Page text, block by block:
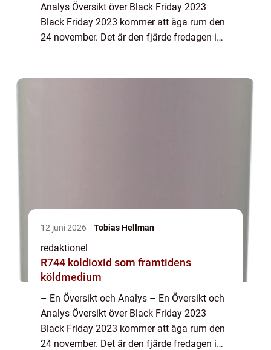
Analys Översikt över Black Friday 2023
Black Friday 2023 kommer att äga rum den
24 november. Det är den fjärde fredagen i
12 juni 2026 Tobias Hellman
redaktionel
R744 koldioxid som framtidens
köldmedium
– En Översikt och Analys – En Översikt och
Analys Översikt över Black Friday 2023
Black Friday 2023 kommer att äga rum den
24 november. Det är den fjärde fredagen i